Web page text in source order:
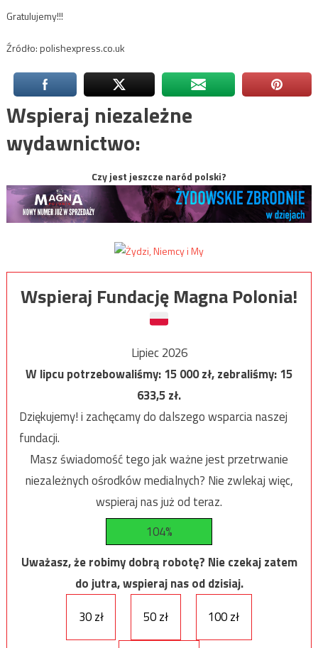
Gratulujemy!!!
Źródło: polishexpress.co.uk
Wspieraj niezależne
wydawnictwo:
Czy jest jeszcze naród polski?
Wspieraj Fundację Magna Polonia!
Lipiec 2026
W lipcu potrzebowaliśmy:15 000zł, zebraliśmy:15
633,5zł.
Dziękujemy! i zachęcamy do dalszego wsparcia naszej
fundacji.
Masz świadomość tego jak ważne jest przetrwanie
niezależnych ośrodków medialnych? Nie zwlekaj więc,
wspieraj nas już od teraz.
104%
Uważasz, że robimy dobrą robotę? Nie czekaj zatem
do jutra, wspieraj nas od dzisiaj.
30 zł
50 zł 100 zł